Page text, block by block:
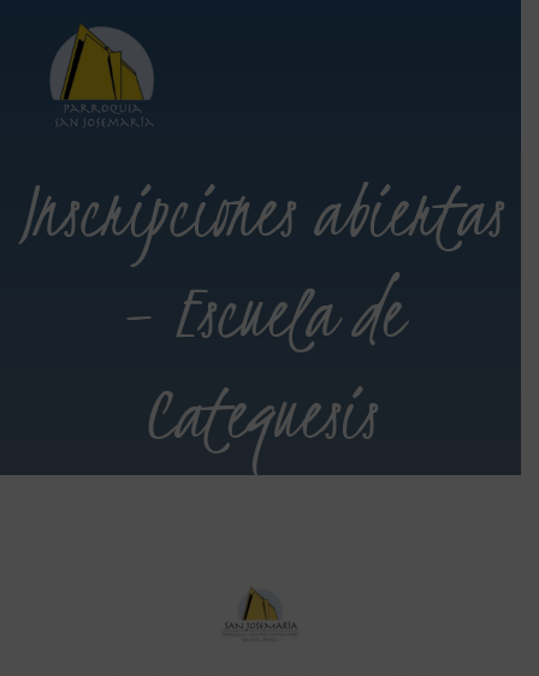
Inscripciones abiertas
– Escuela de
Catequesis